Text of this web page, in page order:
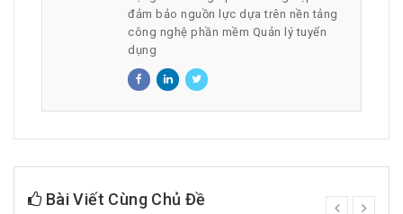
đảm bảo nguồn lực dựa trên nền tảng
công nghệ phần mềm Quản lý tuyển
dụng
Bài Viết Cùng Chủ Đề
prev